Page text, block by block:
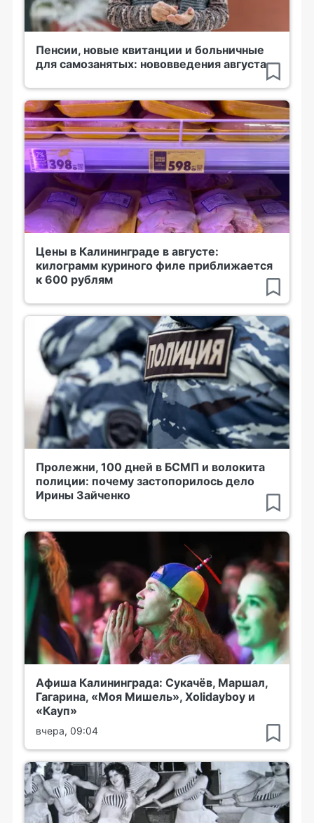
Пенсии, новые квитанции и больничные
для самозанятых: нововведения августа
Цены в Калининграде в августе:
килограмм куриного филе приближается
к 600 рублям
Пролежни, 100 дней в БСМП и волокита
полиции: почему застопорилось дело
Ирины Зайченко
Афиша Калининграда: Сукачёв, Маршал,
Гагарина, «Моя Мишель», Xolidayboy и
«Кауп»
вчера, 09:04